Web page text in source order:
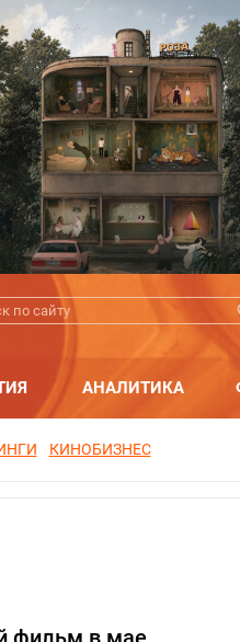
АНАЛИТИКА
КИНОБИЗНЕС